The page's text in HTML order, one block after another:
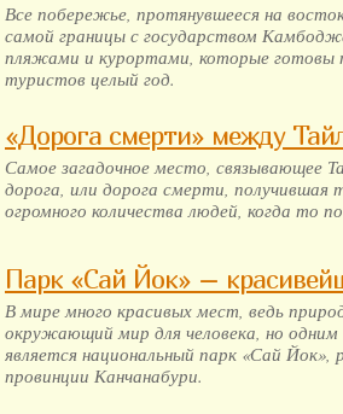
Все побережье, протянувшееся на
самой границы с государством
пляжами и курортами, которые готовы
туристов целый год.
«Дорога смерти» между
Самое загадочное место, связывающее
дорога, или дорога смерти, получившая
огромного количества людей, когда то
Парк «Сай Йок» –
В мире много красивых мест, ведь
окружающий мир для человека, но
является национальный парк «Сай
провинции Канчанабури.